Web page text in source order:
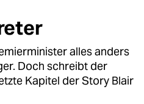
alles anders
Doch schreibt der
Kapitel der Story Blair